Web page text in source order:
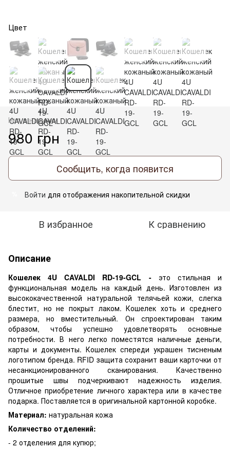
Цвет
Нет в наличии
980 грн
Сообщить, когда появится
Войти для отображения накопительной скидки
В избранное К сравнению
Описание
Кошелек 4U CAVALDI RD-19-GCL - это стильная и
функциональная модель на каждый день. Изготовлен из
высококачественной натуральной телячьей кожи, слегка
блестит, но не покрыт лаком. Кошелек хоть и среднего
размера, но вместительный. Он спроектирован таким
образом, чтобы успешно удовлетворять основные
потребности. В него легко поместятся наличные деньги,
карты и документы. Кошелек спереди украшен тисненым
логотипом бренда. RFID защита сохранит ваши карточки от
несанкционированного сканирования. Качественно
прошитые швы подчеркивают надежность изделия.
Отличное приобретение личного характера или в качестве
подарка. Поставляется в оригинальной картонной коробке.
Материал: натуральная кожа
Количество отделений:
- 2 отделения для купюр;